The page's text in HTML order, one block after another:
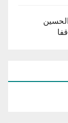
الحسين